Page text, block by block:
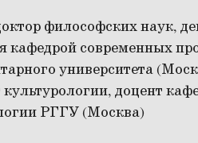
философских наук,
кафедрой современных
университета
культурологии, доцент
РГГУ (Москва)